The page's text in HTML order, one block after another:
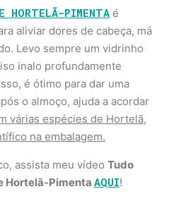
HORTELÃ-PIMENTA é
aliviar dores de cabeça, má
Levo sempre um vidrinho
inalo profundamente
é ótimo para dar uma
o almoço, ajuda a acordar
várias espécies de Hortelã,
na embalagem.
assista meu vídeo Tudo
Hortelã-Pimenta AQUI!